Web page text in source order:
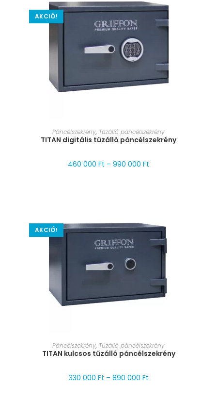
AKCIÓ!
MÉRET VÁLASZTÁSA
Páncélszekrény, Tűzálló páncélszekrény
TITAN digitális tűzálló páncélszekrény
460 000 Ft – 990 000 Ft
AKCIÓ!
MÉRET VÁLASZTÁSA
Páncélszekrény, Tűzálló páncélszekrény
TITAN kulcsos tűzálló páncélszekrény
330 000 Ft – 890 000 Ft